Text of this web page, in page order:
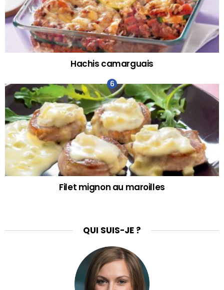
Hachis camarguais
Filet mignon au maroilles
QUI SUIS-JE ?